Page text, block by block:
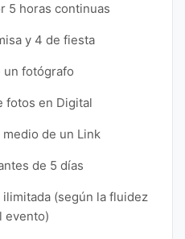
5 horas continuas
y 4 de fiesta
un fotógrafo
fotos en Digital
de un Link
de 5 días
(según la fluidez
evento)